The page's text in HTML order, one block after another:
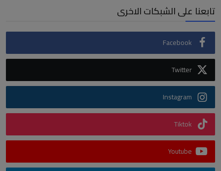
تابعنا على الشبكات الاخرى
Facebook
Twitter
Instagram
Tiktok
Youtube